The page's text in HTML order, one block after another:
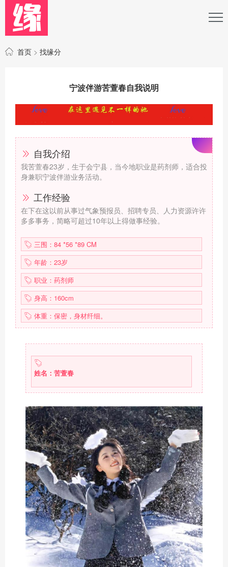
首页 > 找缘分
宁波伴游苦萱春自我说明
自我介绍
我苦萱春23岁，生于会宁县，当今地职业是药剂师，适合投
身兼职宁波伴游业务活动。
工作经验
在下在这以前从事过气象预报员、招聘专员、人力资源许许
多多事务，简略可超过10年以上得做事经验。
三围：84 *56 *89 CM
年龄：23岁
职业：药剂师
身高：160cm
体重：保密，身材纤细。
姓名：苦萱春